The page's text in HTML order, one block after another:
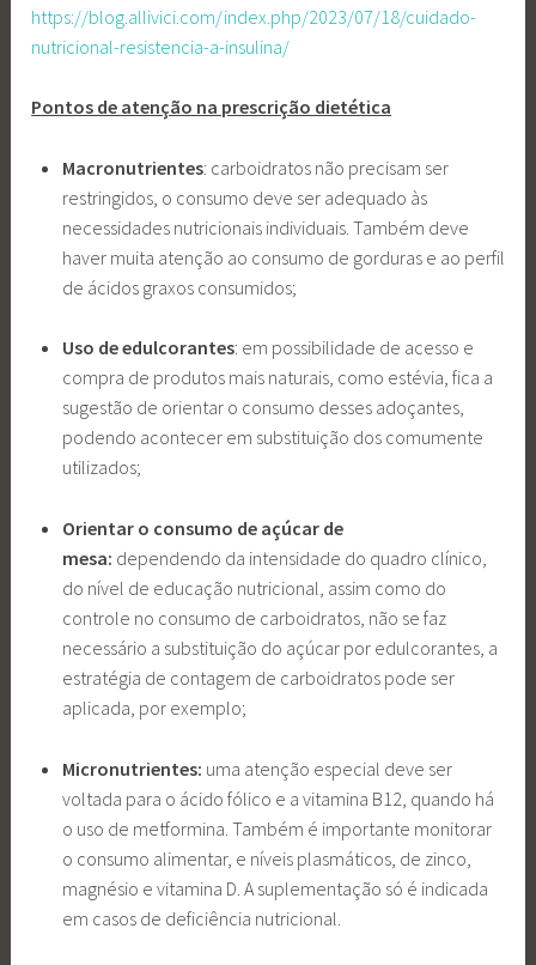
https://blog.allivici.com/index.php/2023/07/18/cuidado-
nutricional-resistencia-a-insulina/
Pontos de atenção na prescrição dietética
Macronutrientes: carboidratos não precisam ser
restringidos, o consumo deve ser adequado às
necessidades nutricionais individuais. Também deve
haver muita atenção ao consumo de gorduras e ao perfil
de ácidos graxos consumidos;
Uso de edulcorantes: em possibilidade de acesso e
compra de produtos mais naturais, como estévia, fica a
sugestão de orientar o consumo desses adoçantes,
podendo acontecer em substituição dos comumente
utilizados;
Orientar o consumo de açúcar de
mesa: dependendo da intensidade do quadro clínico,
do nível de educação nutricional, assim como do
controle no consumo de carboidratos, não se faz
necessário a substituição do açúcar por edulcorantes, a
estratégia de contagem de carboidratos pode ser
aplicada, por exemplo;
Micronutrientes: uma atenção especial deve ser
voltada para o ácido fólico e a vitamina B12, quando há
o uso de metformina. Também é importante monitorar
o consumo alimentar, e níveis plasmáticos, de zinco,
magnésio e vitamina D. A suplementação só é indicada
em casos de deficiência nutricional.